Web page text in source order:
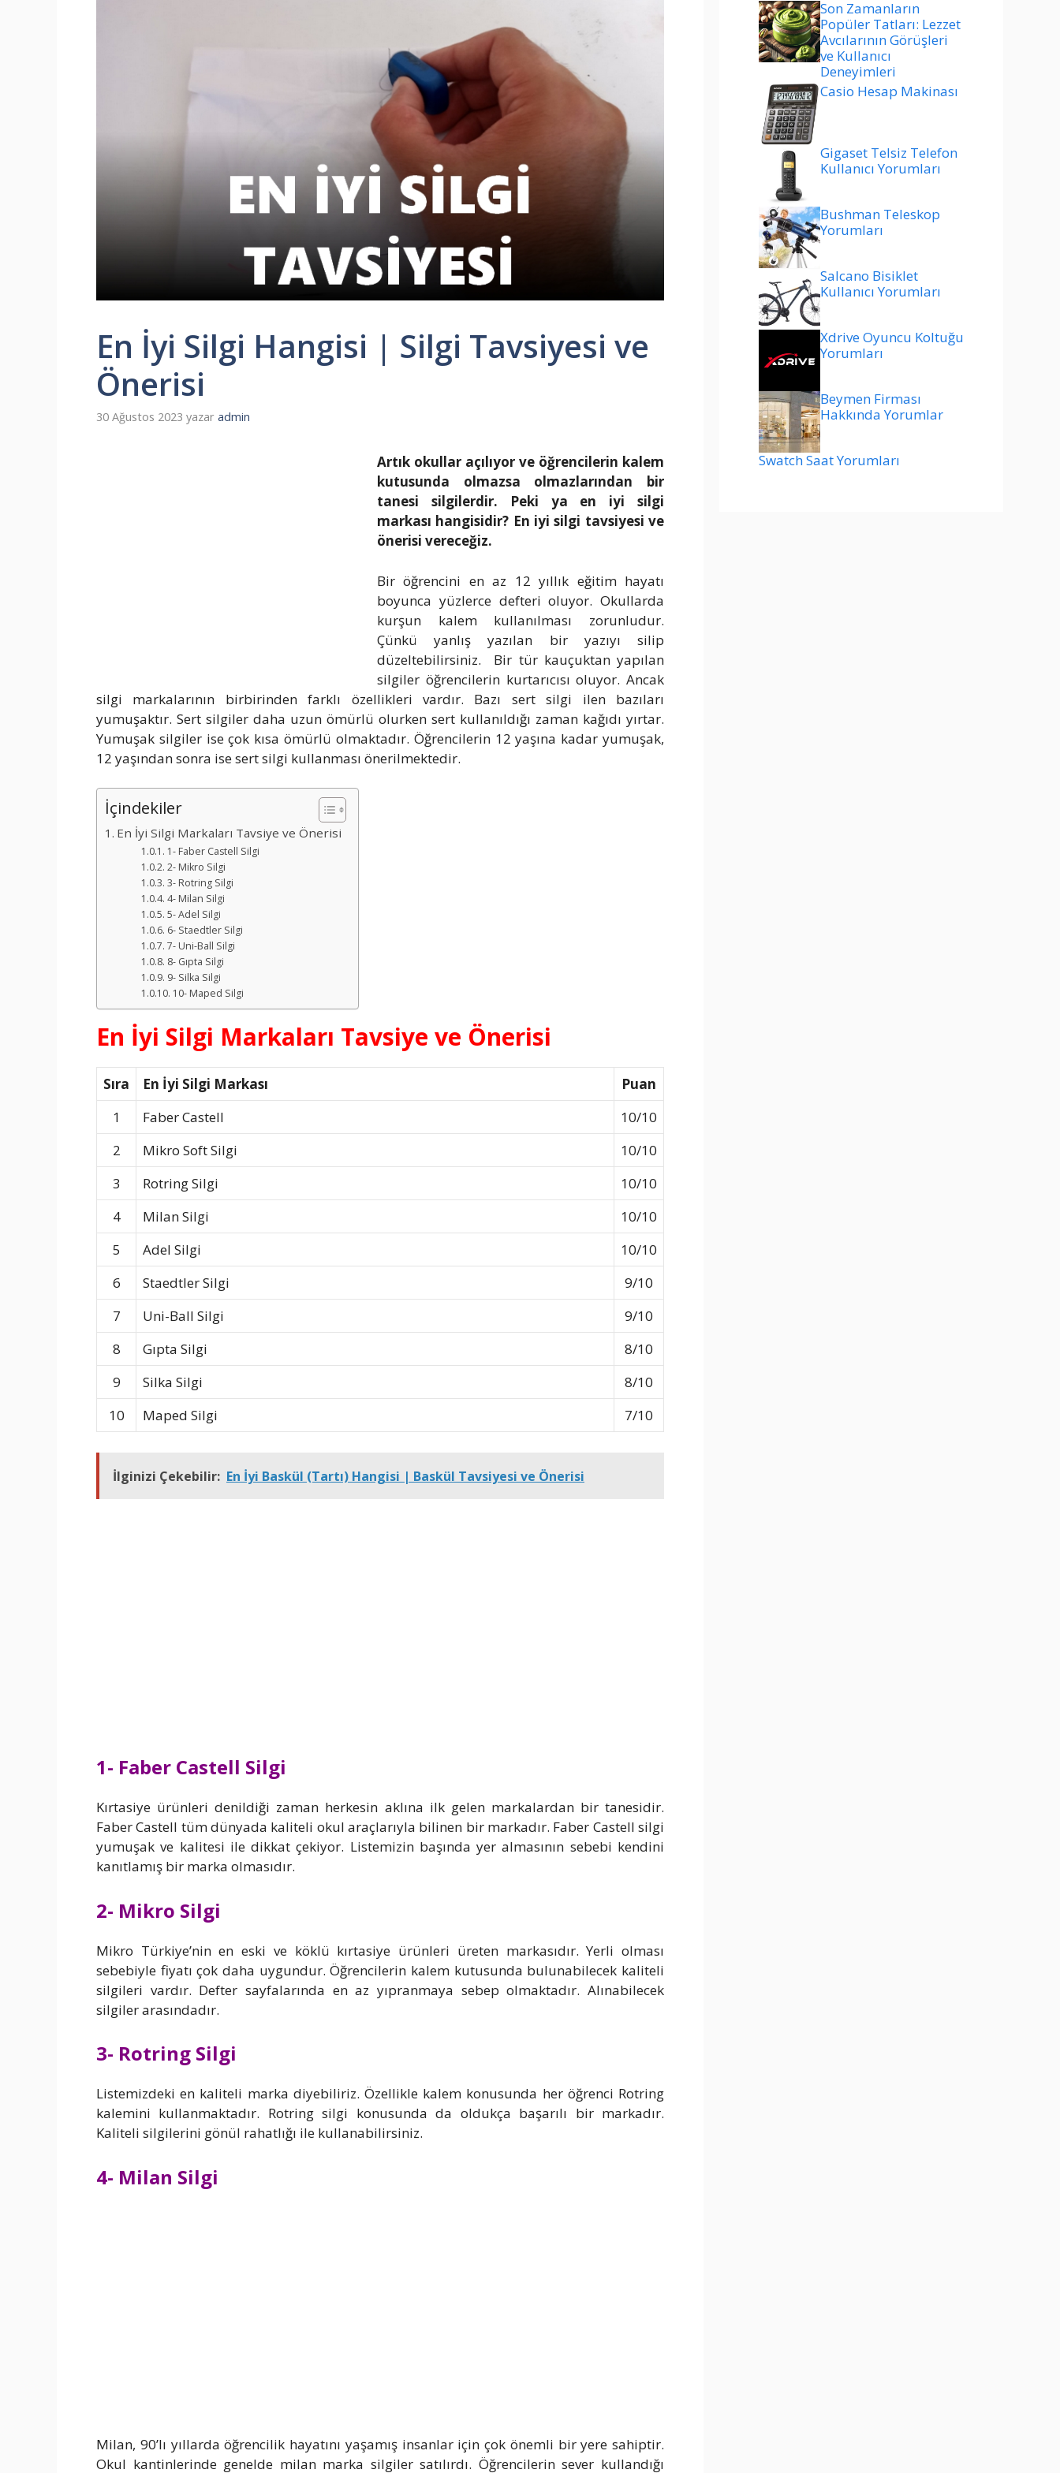
En İyi Silgi Hangisi | Silgi Tavsiyesi ve
Önerisi
30 Ağustos 2023 yazar admin
Artık okullar açılıyor ve öğrencilerin kalem
kutusunda olmazsa olmazlarından bir
tanesi silgilerdir. Peki ya en iyi silgi
markası hangisidir? En iyi silgi tavsiyesi ve
önerisi vereceğiz.
Bir öğrencini en az 12 yıllık eğitim hayatı
boyunca yüzlerce defteri oluyor. Okullarda
kurşun kalem kullanılması zorunludur.
Çünkü yanlış yazılan bir yazıyı silip
düzeltebilirsiniz. Bir tür kauçuktan yapılan
silgiler öğrencilerin kurtarıcısı oluyor. Ancak
silgi markalarının birbirinden farklı özellikleri vardır. Bazı sert silgi ilen bazıları
yumuşaktır. Sert silgiler daha uzun ömürlü olurken sert kullanıldığı zaman kağıdı yırtar.
Yumuşak silgiler ise çok kısa ömürlü olmaktadır. Öğrencilerin 12 yaşına kadar yumuşak,
12 yaşından sonra ise sert silgi kullanması önerilmektedir.
İçindekiler
En İyi Silgi Markaları Tavsiye ve Önerisi
1- Faber Castell Silgi
2- Mikro Silgi
3- Rotring Silgi
4- Milan Silgi
5- Adel Silgi
6- Staedtler Silgi
7- Uni-Ball Silgi
8- Gıpta Silgi
9- Silka Silgi
10- Maped Silgi
En İyi Silgi Markaları Tavsiye ve Önerisi
Sıra En İyi Silgi Markası
Puan
1
Faber Castell
10/10
2
Mikro Soft Silgi
10/10
3
Rotring Silgi
10/10
4
Milan Silgi
10/10
5
Adel Silgi
10/10
6
Staedtler Silgi
9/10
7
Uni-Ball Silgi
9/10
8
Gıpta Silgi
8/10
9
Silka Silgi
8/10
10
Maped Silgi 7/10
İlginizi Çekebilir: En İyi Baskül (Tartı) Hangisi | Baskül Tavsiyesi ve Önerisi
1- Faber Castell Silgi
Kırtasiye ürünleri denildiği zaman herkesin aklına ilk gelen markalardan bir tanesidir.
Faber Castell tüm dünyada kaliteli okul araçlarıyla bilinen bir markadır. Faber Castell silgi
yumuşak ve kalitesi ile dikkat çekiyor. Listemizin başında yer almasının sebebi kendini
kanıtlamış bir marka olmasıdır.
2- Mikro Silgi
Mikro Türkiye’nin en eski ve köklü kırtasiye ürünleri üreten markasıdır. Yerli olması
sebebiyle fiyatı çok daha uygundur. Öğrencilerin kalem kutusunda bulunabilecek kaliteli
silgileri vardır. Defter sayfalarında en az yıpranmaya sebep olmaktadır. Alınabilecek
silgiler arasındadır.
3- Rotring Silgi
Listemizdeki en kaliteli marka diyebiliriz. Özellikle kalem konusunda her öğrenci Rotring
kalemini kullanmaktadır. Rotring silgi konusunda da oldukça başarılı bir markadır.
Kaliteli silgilerini gönül rahatlığı ile kullanabilirsiniz.
4- Milan Silgi
Milan, 90’lı yıllarda öğrencilik hayatını yaşamış insanlar için çok önemli bir yere sahiptir.
Okul kantinlerinde genelde milan marka silgiler satılırdı. Öğrencilerin sever kullandığı
Son Zamanların
Popüler Tatları: Lezzet
Avcılarının Görüşleri
ve Kullanıcı
Deneyimleri
Casio Hesap Makinası
Gigaset Telsiz Telefon
Kullanıcı Yorumları
Bushman Teleskop
Yorumları
Salcano Bisiklet
Kullanıcı Yorumları
Xdrive Oyuncu Koltuğu
Yorumları
Beymen Firması
Hakkında Yorumlar
Swatch Saat Yorumları